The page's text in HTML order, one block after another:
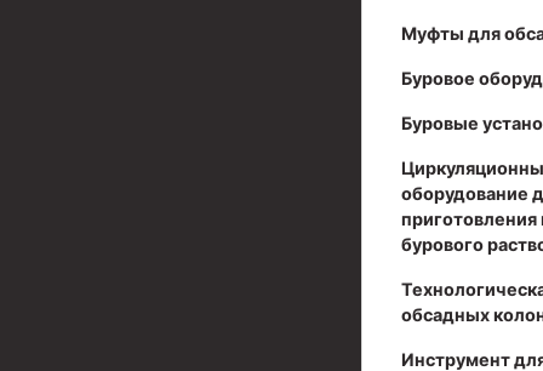
Муфты для
Буровое
Буровые
оборудование
приготовления
бурового
обсадных
Инструмент